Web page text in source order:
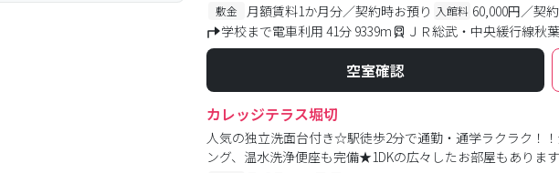
敷金 月額賃料1か月分／契約時お預り 入館料 60,000円／契
学校まで電車利用 41分 9339m
ＪＲ総武・中央緩行線秋
空室確認
カレッジテラス堀切
人気の独立洗面台付き☆駅徒歩2分で通勤・通学ラクラク！
ング、温水洗浄便座も完備★1DKの広々したお部屋もあります